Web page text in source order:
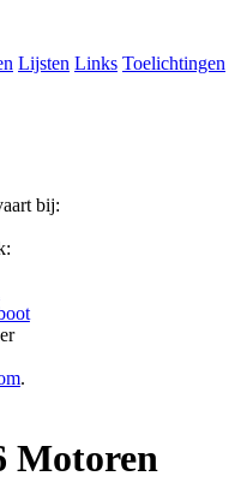
Lijsten Links Toelichtingen
bij:
.
Motoren